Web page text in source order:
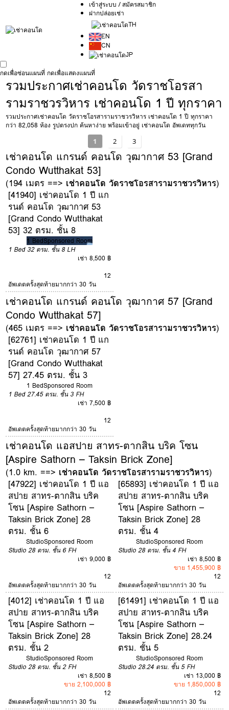
เข้าสู่ระบบ / สมัครสมาชิก
ฝากปล่อยเช่า
TH
EN
CN
JP
กดเพื่อซ่อนแผนที่ กดเพื่อแสดงแผนที่
รวมประกาศเช่าคอนโด วัดราชโอรสา
รามราชวรวิหาร เช่าคอนโด 1 ปี ทุกราคา
รวมประกาศเช่าคอนโด วัดราชโอรสารามราชวรวิหาร เช่าคอนโด 1 ปี ทุกราคา
กว่า 82,058 ห้อง รูปตรงปก ค้นหาง่าย พร้อมเข้าอยู่ เช่าคอนโด อัพเดททุกวัน
1 2 3
เช่าคอนโด แกรนด์ คอนโด วุฒากาศ 53 [Grand
Condo Wutthakat 53]
(194 เมตร ==> เช่าคอนโด วัดราชโอรสารามราชวรวิหาร)
[41940] เช่าคอนโด 1 ปี แก
รนด์ คอนโด วุฒากาศ 53
[Grand Condo Wutthakat
53] 32 ตรม. ชั้น 8
1 BedSponsored Room
1 Bed 32 ตรม. ชั้น 8 LH
เช่า 8,500 ฿
12
อัพเดตครั้งสุดท้ายมากกว่า 30 วัน
เช่าคอนโด แกรนด์ คอนโด วุฒากาศ 57 [Grand
Condo Wutthakat 57]
(465 เมตร ==> เช่าคอนโด วัดราชโอรสารามราชวรวิหาร)
[62761] เช่าคอนโด 1 ปี แก
รนด์ คอนโด วุฒากาศ 57
[Grand Condo Wutthakat
57] 27.45 ตรม. ชั้น 3
1 BedSponsored Room
1 Bed 27.45 ตรม. ชั้น 3 FH
เช่า 7,500 ฿
12
อัพเดตครั้งสุดท้ายมากกว่า 30 วัน
เช่าคอนโด แอสปาย สาทร-ตากสิน บริค โซน
[Aspire Sathorn – Taksin Brick Zone]
(1.0 km. ==> เช่าคอนโด วัดราชโอรสารามราชวรวิหาร)
[47922] เช่าคอนโด 1 ปี แอ
สปาย สาทร-ตากสิน บริค
โซน [Aspire Sathorn –
Taksin Brick Zone] 28
ตรม. ชั้น 6
StudioSponsored Room
Studio 28 ตรม. ชั้น 6 FH
เช่า 9,000 ฿
12
อัพเดตครั้งสุดท้ายมากกว่า 30 วัน
[65893] เช่าคอนโด 1 ปี แอ
สปาย สาทร-ตากสิน บริค
โซน [Aspire Sathorn –
Taksin Brick Zone] 28
ตรม. ชั้น 4
StudioSponsored Room
Studio 28 ตรม. ชั้น 4 FH
เช่า 8,500 ฿
ขาย 1,455,900 ฿
12
อัพเดตครั้งสุดท้ายมากกว่า 30 วัน
[4012] เช่าคอนโด 1 ปี แอ
สปาย สาทร-ตากสิน บริค
โซน [Aspire Sathorn –
Taksin Brick Zone] 28
ตรม. ชั้น 2
StudioSponsored Room
Studio 28 ตรม. ชั้น 2 FH
เช่า 8,500 ฿
ขาย 2,100,000 ฿
12
อัพเดตครั้งสุดท้ายมากกว่า 30 วัน
[61491] เช่าคอนโด 1 ปี แอ
สปาย สาทร-ตากสิน บริค
โซน [Aspire Sathorn –
Taksin Brick Zone] 28.24
ตรม. ชั้น 5
StudioSponsored Room
Studio 28.24 ตรม. ชั้น 5 FH
เช่า 13,000 ฿
ขาย 1,850,000 ฿
12
อัพเดตครั้งสุดท้ายมากกว่า 30 วัน